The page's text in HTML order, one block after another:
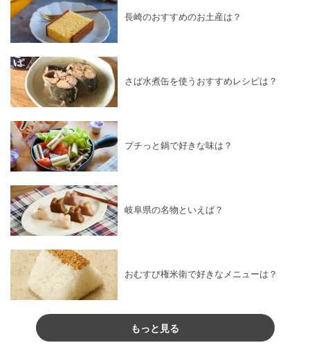
長崎のおすすめのお土産は？
さば水煮缶を使うおすすめレシピは？
プチっと鍋で好きな味は？
岐阜県の名物といえば？
おむすび権米衛で好きなメニューは？
もっと見る